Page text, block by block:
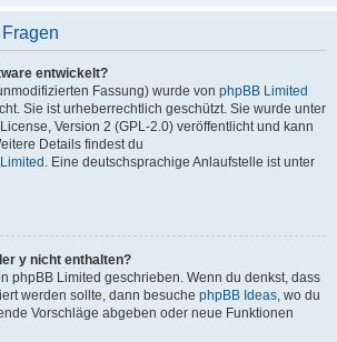
entwickelt?
Fassung) wurde von phpBB Limited
Sie ist urheberrechtlich geschützt. Sie wurde unter
Version 2 (GPL-2.0) veröffentlicht und kann
Details findest du
. Eine deutschsprachige Anlaufstelle ist unter
y nicht enthalten?
phpBB Limited geschrieben. Wenn du denkst, dass
werden sollte, dann besuche phpBB Ideas, wo du
Vorschläge abgeben oder neue Funktionen